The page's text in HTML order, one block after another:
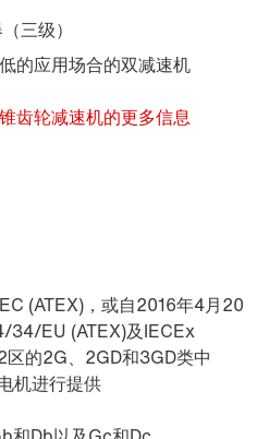
三级）
的应用场合的双减速机
齿轮减速机的更多信息
(ATEX)，或自2016年4月20
34/EU (ATEX)及IECEx
的2G、2GD和3GD类中
机进行提供